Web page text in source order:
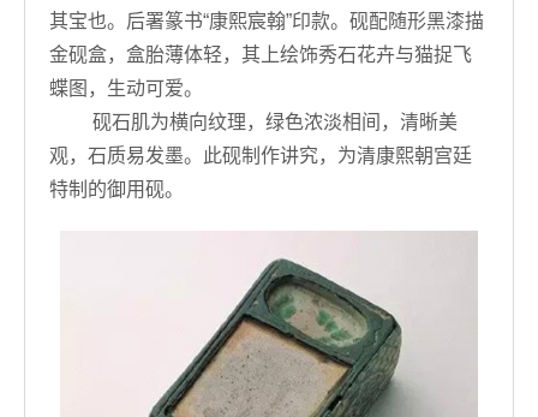
其宝也。后署篆书“康熙宸翰”印款。砚配随形黑漆描
金砚盒，盒胎薄体轻，其上绘饰秀石花卉与猫捉飞
蝶图，生动可爱。
砚石肌为横向纹理，绿色浓淡相间，清晰美
观，石质易发墨。此砚制作讲究，为清康熙朝宫廷
特制的御用砚。